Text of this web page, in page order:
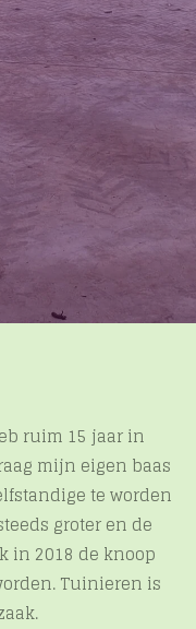
ruim 15 jaar in
mijn eigen baas
te worden
groter en de
in 2018 de knoop
Tuinieren is